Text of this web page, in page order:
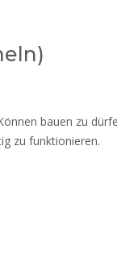
bauen zu
zu funktionieren.